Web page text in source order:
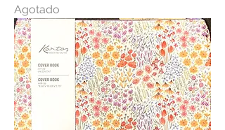
Agotado